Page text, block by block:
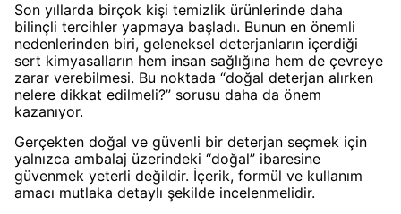
Son yıllarda birçok kişi temizlik ürünlerinde daha
bilinçli tercihler yapmaya başladı. Bunun en önemli
nedenlerinden biri, geleneksel deterjanların içerdiği
sert kimyasalların hem insan sağlığına hem de çevreye
zarar verebilmesi. Bu noktada “doğal deterjan alırken
nelere dikkat edilmeli?” sorusu daha da önem
kazanıyor.
Gerçekten doğal ve güvenli bir deterjan seçmek için
yalnızca ambalaj üzerindeki “doğal” ibaresine
güvenmek yeterli değildir. İçerik, formül ve kullanım
amacı mutlaka detaylı şekilde incelenmelidir.